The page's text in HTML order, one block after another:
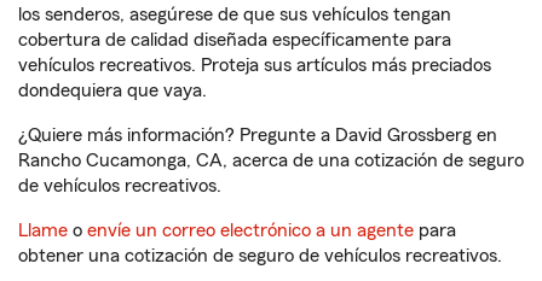
los senderos, asegúrese de que sus vehículos tengan
cobertura de calidad diseñada específicamente para
vehículos recreativos. Proteja sus artículos más preciados
dondequiera que vaya.
¿Quiere más información? Pregunte a David Grossberg en
Rancho Cucamonga, CA, acerca de una cotización de seguro
de vehículos recreativos.
Llame o envíe un correo electrónico a un agente para
obtener una cotización de seguro de vehículos recreativos.